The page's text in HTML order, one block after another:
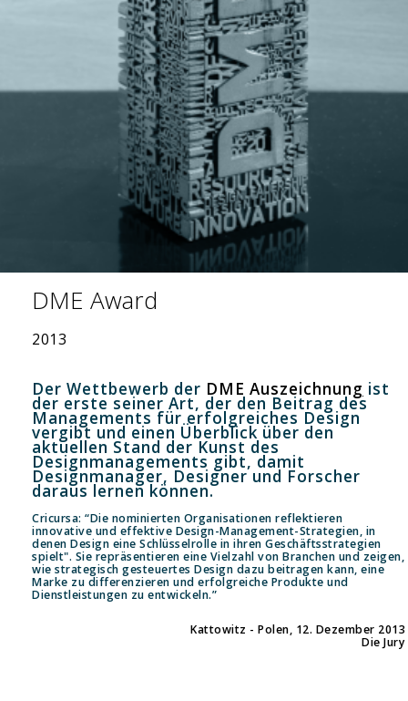
DME Award
2013
Der Wettbewerb der DME Auszeichnung ist
der erste seiner Art, der den Beitrag des
Managements für erfolgreiches Design
vergibt und einen Überblick über den
aktuellen Stand der Kunst des
Designmanagements gibt, damit
Designmanager, Designer und Forscher
daraus lernen können.
Cricursa: “Die nominierten Organisationen reflektieren
innovative und effektive Design-Management-Strategien, in
denen Design eine Schlüsselrolle in ihren Geschäftsstrategien
spielt". Sie repräsentieren eine Vielzahl von Branchen und zeigen,
wie strategisch gesteuertes Design dazu beitragen kann, eine
Marke zu differenzieren und erfolgreiche Produkte und
Dienstleistungen zu entwickeln.”
Kattowitz - Polen, 12. Dezember 2013
Die Jury